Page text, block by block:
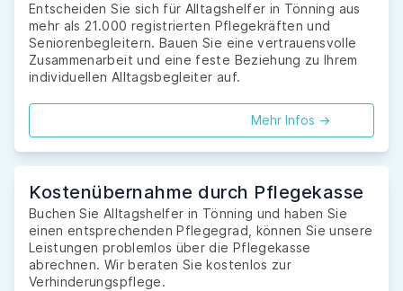
Entscheiden Sie sich für Alltagshelfer in Tönning aus
mehr als 21.000 registrierten Pflegekräften und
Seniorenbegleitern. Bauen Sie eine vertrauensvolle
Zusammenarbeit und eine feste Beziehung zu Ihrem
individuellen Alltagsbegleiter auf.
Mehr Infos ->
Kostenübernahme durch Pflegekasse
Buchen Sie Alltagshelfer in Tönning und haben Sie
einen entsprechenden Pflegegrad, können Sie unsere
Leistungen problemlos über die Pflegekasse
abrechnen. Wir beraten Sie kostenlos zur
Verhinderungspflege.